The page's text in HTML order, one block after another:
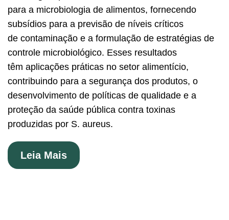
para a microbiologia de alimentos, fornecendo
subsídios para a previsão de níveis críticos
de contaminação e a formulação de estratégias de
controle microbiológico. Esses resultados
têm aplicações práticas no setor alimentício,
contribuindo para a segurança dos produtos, o
desenvolvimento de políticas de qualidade e a
proteção da saúde pública contra toxinas
produzidas por S. aureus.
Leia Mais